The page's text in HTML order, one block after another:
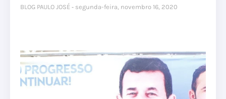
BLOG PAULO JOSÉ segunda-feira, novembro 16, 2020